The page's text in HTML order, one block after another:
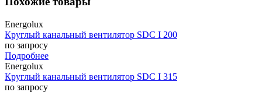
Energolux
Круглый канальный вентилятор SDC I 200
по запросу
Подробнее
Energolux
Круглый канальный вентилятор SDC I 315
по запросу